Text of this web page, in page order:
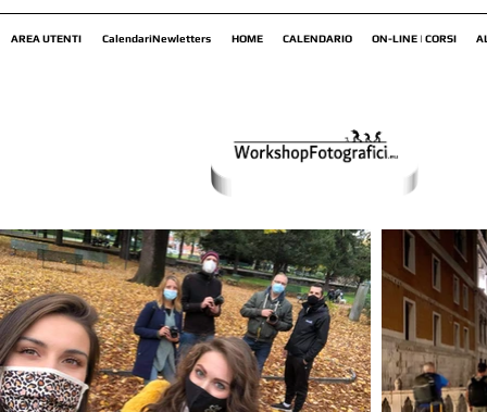
AREA UTENTI CalendariNewletters HOME CALENDARIO ON-LINE | CORSI